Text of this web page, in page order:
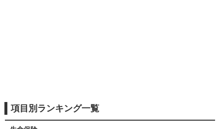
項目別ランキング一覧